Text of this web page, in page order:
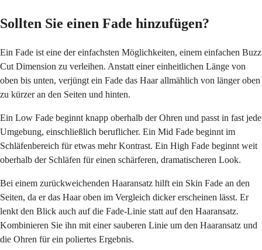
Sollten Sie einen Fade hinzufügen?
Ein Fade ist eine der einfachsten Möglichkeiten, einem einfachen Buzz
Cut Dimension zu verleihen. Anstatt einer einheitlichen Länge von
oben bis unten, verjüngt ein Fade das Haar allmählich von länger oben
zu kürzer an den Seiten und hinten.
Ein Low Fade beginnt knapp oberhalb der Ohren und passt in fast jede
Umgebung, einschließlich beruflicher. Ein Mid Fade beginnt im
Schläfenbereich für etwas mehr Kontrast. Ein High Fade beginnt weit
oberhalb der Schläfen für einen schärferen, dramatischeren Look.
Bei einem zurückweichenden Haaransatz hilft ein Skin Fade an den
Seiten, da er das Haar oben im Vergleich dicker erscheinen lässt. Er
lenkt den Blick auch auf die Fade-Linie statt auf den Haaransatz.
Kombinieren Sie ihn mit einer sauberen Linie um den Haaransatz und
die Ohren für ein poliertes Ergebnis.